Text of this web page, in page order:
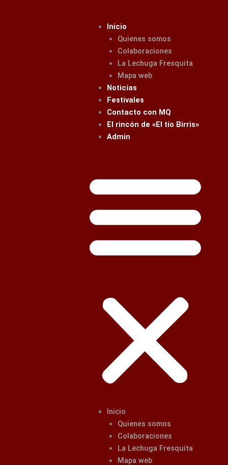
Inicio
Quienes somos
Colaboraciones
La Lechuga Fresquita
Mapa web
Noticias
Festivales
Contacto con MQ
El rincón de «El tio Birris»
Admin
Inicio
Quienes somos
Colaboraciones
La Lechuga Fresquita
Mapa web